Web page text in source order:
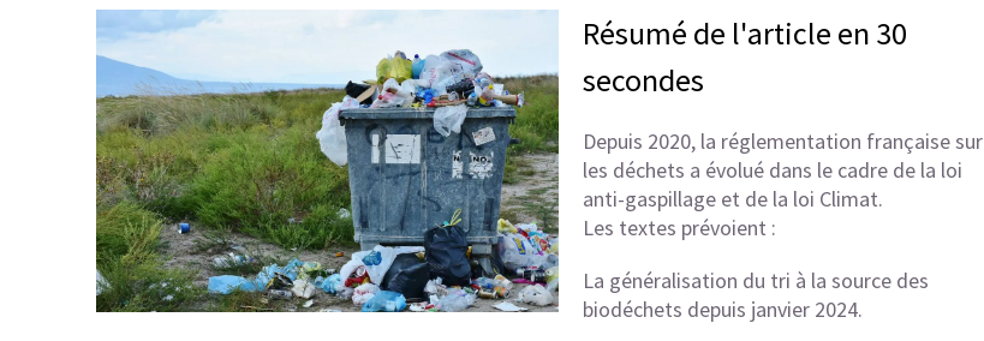
Résumé de l'article en 30
secondes
Depuis 2020, la réglementation française sur
les déchets a évolué dans le cadre de la loi
anti-gaspillage et de la loi Climat.
Les textes prévoient :
La généralisation du tri à la source des
biodéchets depuis janvier 2024.